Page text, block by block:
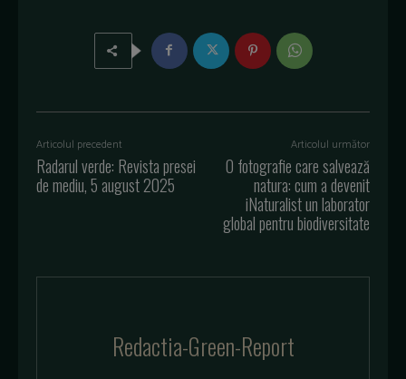
Articolul precedent
Radarul verde: Revista presei
de mediu, 5 august 2025
Articolul următor
O fotografie care salvează
natura: cum a devenit
iNaturalist un laborator
global pentru biodiversitate
Redactia-Green-Report